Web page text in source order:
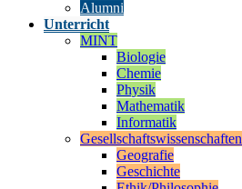
Alumni
Unterricht
MINT
Biologie
Chemie
Physik
Mathematik
Informatik
Gesellschaftswissenschaften
Geografie
Geschichte